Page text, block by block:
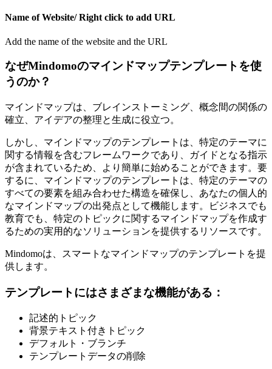
Name of Website/ Right click to add URL
Add the name of the website and the URL
なぜMindomoのマインドマップテンプレートを使
うのか？
マインドマップは、ブレインストーミング、概念間の関係の
確立、アイデアの整理と生成に役立つ。
しかし、マインドマップのテンプレートは、特定のテーマに
関する情報を含むフレームワークであり、ガイドとなる指示
が含まれているため、より簡単に始めることができます。要
するに、マインドマップのテンプレートは、特定のテーマの
すべての要素を組み合わせた構造を確保し、あなたの個人的
なマインドマップの出発点として機能します。ビジネスでも
教育でも、特定のトピックに関するマインドマップを作成す
るための実用的なソリューションを提供するリソースです。
Mindomoは、スマートなマインドマップのテンプレートを提
供します。
テンプレートにはさまざまな機能がある：
記述的トピック
背景テキスト付きトピック
デフォルト・ブランチ
テンプレートデータの削除